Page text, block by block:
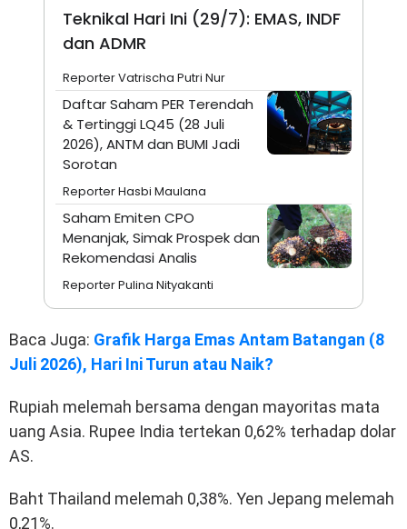
Teknikal Hari Ini (29/7): EMAS, INDF
dan ADMR
Reporter Vatrischa Putri Nur
Daftar Saham PER Terendah
& Tertinggi LQ45 (28 Juli
2026), ANTM dan BUMI Jadi
Sorotan
Reporter Hasbi Maulana
Saham Emiten CPO
Menanjak, Simak Prospek dan
Rekomendasi Analis
Reporter Pulina Nityakanti
Baca Juga: Grafik Harga Emas Antam Batangan (8
Juli 2026), Hari Ini Turun atau Naik?
Rupiah melemah bersama dengan mayoritas mata
uang Asia. Rupee India tertekan 0,62% terhadap dolar
AS.
Baht Thailand melemah 0,38%. Yen Jepang melemah
0,21%.